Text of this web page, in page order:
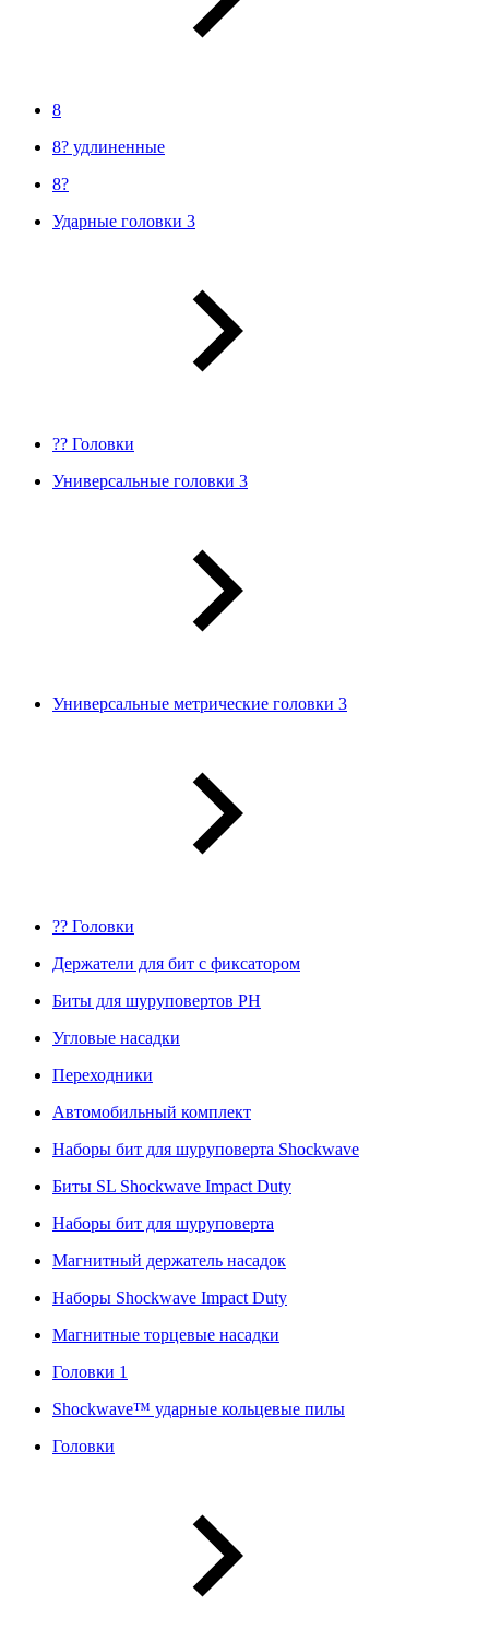
8
8? удлиненные
8?
Ударные головки 3
?? Головки
Универсальные головки 3
Универсальные метрические головки 3
?? Головки
Держатели для бит с фиксатором
Биты для шуруповертов PH
Угловые насадки
Переходники
Автомобильный комплект
Наборы бит для шуруповерта Shockwave
Биты SL Shockwave Impact Duty
Наборы бит для шуруповерта
Магнитный держатель насадок
Наборы Shockwave Impact Duty
Магнитные торцевые насадки
Головки 1
Shockwave™ ударные кольцевые пилы
Головки